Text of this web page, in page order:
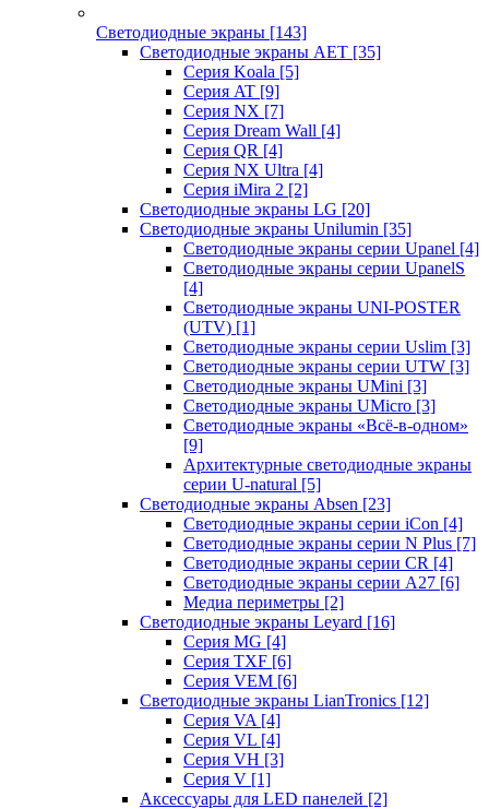
Светодиодные экраны [143]
Светодиодные экраны AET [35]
Cерия Koala [5]
Серия AT [9]
Серия NX [7]
Серия Dream Wall [4]
Серия QR [4]
Серия NX Ultra [4]
Серия iMira 2 [2]
Светодиодные экраны LG [20]
Светодиодные экраны Unilumin [35]
Светодиодные экраны серии Upanel [4]
Светодиодные экраны серии UpanelS
[4]
Светодиодные экраны UNI-POSTER
(UTV) [1]
Светодиодные экраны серии Uslim [3]
Светодиодные экраны серии UTW [3]
Светодиодные экраны UMini [3]
Светодиодные экраны UMicro [3]
Светодиодные экраны «Всё-в-одном»
[9]
Архитектурные светодиодные экраны
серии U-natural [5]
Светодиодные экраны Absen [23]
Светодиодные экраны серии iCon [4]
Светодиодные экраны серии N Plus [7]
Светодиодные экраны серии CR [4]
Светодиодные экраны серии А27 [6]
Медиа периметры [2]
Светодиодные экраны Leyard [16]
Серия MG [4]
Серия TXF [6]
Серия VEM [6]
Светодиодные экраны LianTronics [12]
Серия VA [4]
Серия VL [4]
Серия VH [3]
Серия V [1]
Аксессуары для LED панелей [2]